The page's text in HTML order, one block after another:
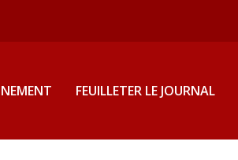
FEUILLETER LE JOURNAL